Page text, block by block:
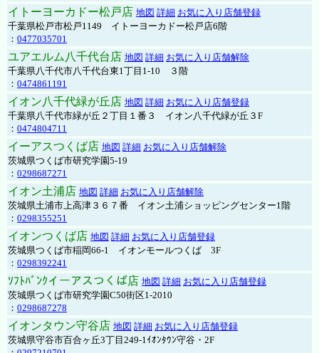
イトーヨーカドー松戸店 地図 詳細 お気に入り店舗登録
千葉県松戸市松戸1149 イトーヨーカドー松戸店6階
： 0477035701
ユアエルム八千代台店 地図 詳細 お気に入り店舗解除
千葉県八千代市八千代台東1丁目1-10 ３階
： 0474861191
イオン八千代緑が丘店 地図 詳細 お気に入り店舗登録
千葉県八千代市緑が丘２丁目１番３ イオン八千代緑が丘３F
： 0474804711
イーアスつくば店 地図 詳細 お気に入り店舗解除
茨城県つくば市研究学園5-19
： 0298687271
イオン土浦店 地図 詳細 お気に入り店舗解除
茨城県土浦市上高津３６７番 イオン土浦ショッピングセンター1階
： 0298355251
イオンつくば店 地図 詳細 お気に入り店舗登録
茨城県つくば市稲岡66-1 イオンモールつくば 3F
： 0298392241
ｿﾌﾄﾊﾞﾝｸイーアスつくば店 地図 詳細 お気に入り店舗登録
茨城県つくば市研究学園C50街区1-2010
： 0298687278
イオンタウン守谷店 地図 詳細 お気に入り店舗登録
茨城県守谷市百合ヶ丘3丁目249-1ｲｵﾝﾀｳﾝ守谷・2F